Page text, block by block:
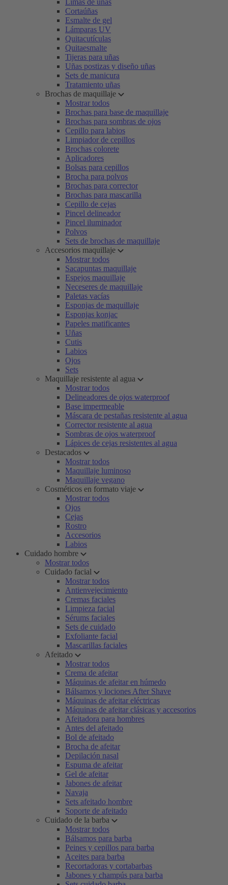
Limas de uñas
Cortaúñas
Esmalte de gel
Lámparas UV
Quitacutículas
Quitaesmalte
Tijeras para uñas
Uñas postizas y diseño uñas
Sets de manicura
Tratamiento uñas
Brochas de maquillaje
Mostrar todos
Brochas para base de maquillaje
Brochas para sombras de ojos
Cepillo para labios
Limpiador de cepillos
Brochas colorete
Aplicadores
Bolsas para cepillos
Brocha para polvos
Brochas para corrector
Brochas para mascarilla
Cepillo de cejas
Pincel delineador
Pincel iluminador
Polvos
Sets de brochas de maquillaje
Accesorios maquillaje
Mostrar todos
Sacapuntas maquillaje
Espejos maquillaje
Neceseres de maquillaje
Paletas vacías
Esponjas de maquillaje
Esponjas konjac
Papeles matificantes
Uñas
Cutis
Labios
Ojos
Sets
Maquillaje resistente al agua
Mostrar todos
Delineadores de ojos waterproof
Base impermeable
Máscara de pestañas resistente al agua
Corrector resistente al agua
Sombras de ojos waterproof
Lápices de cejas resistentes al agua
Destacados
Mostrar todos
Maquillaje luminoso
Maquillaje vegano
Cosméticos en formato viaje
Mostrar todos
Ojos
Cejas
Rostro
Accesorios
Labios
Cuidado hombre
Mostrar todos
Cuidado facial
Mostrar todos
Antienvejecimiento
Cremas faciales
Limpieza facial
Sérums faciales
Sets de cuidado
Exfoliante facial
Mascarillas faciales
Afeitado
Mostrar todos
Crema de afeitar
Máquinas de afeitar en húmedo
Bálsamos y lociones After Shave
Máquinas de afeitar eléctricas
Máquinas de afeitar clásicas y accesorios
Afeitadora para hombres
Antes del afeitado
Bol de afeitado
Brocha de afeitar
Depilación nasal
Espuma de afeitar
Gel de afeitar
Jabones de afeitar
Navaja
Sets afeitado hombre
Soporte de afeitado
Cuidado de la barba
Mostrar todos
Bálsamos para barba
Peines y cepillos para barba
Aceites para barba
Recortadoras y cortabarbas
Jabones y champús para barba